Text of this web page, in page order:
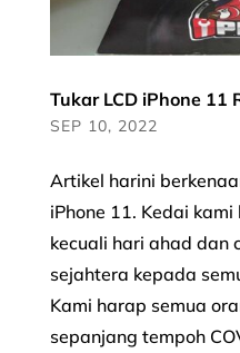
Tukar LCD iPhone 11
SEP 10, 2022
Artikel harini
iPhone 11. Kedai
kecuali hari ahad dan
sejahtera kepada
Kami harap semua
sepanjang tempoh